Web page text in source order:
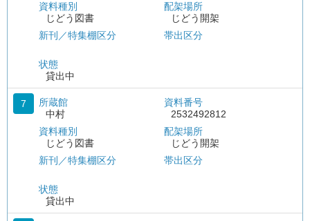
資料種別
じどう図書
新刊／特集棚区分
状態
貸出中
配架場所
じどう開架
帯出区分
7
所蔵館
中村
資料種別
じどう図書
新刊／特集棚区分
状態
貸出中
資料番号
2532492812
配架場所
じどう開架
帯出区分